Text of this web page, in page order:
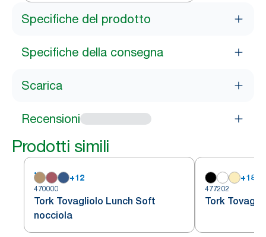
Specifiche del prodotto
Specifiche della consegna
Scarica
Recensioni
Prodotti simili
+12
470000
Tork Tovagliolo Lunch Soft
nocciola
+18
477202
Tork